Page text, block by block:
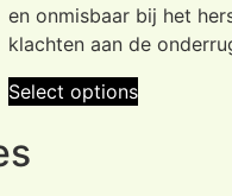
wenselijk zijn.
en onmisbaar bij het
klachten aan de
Select options